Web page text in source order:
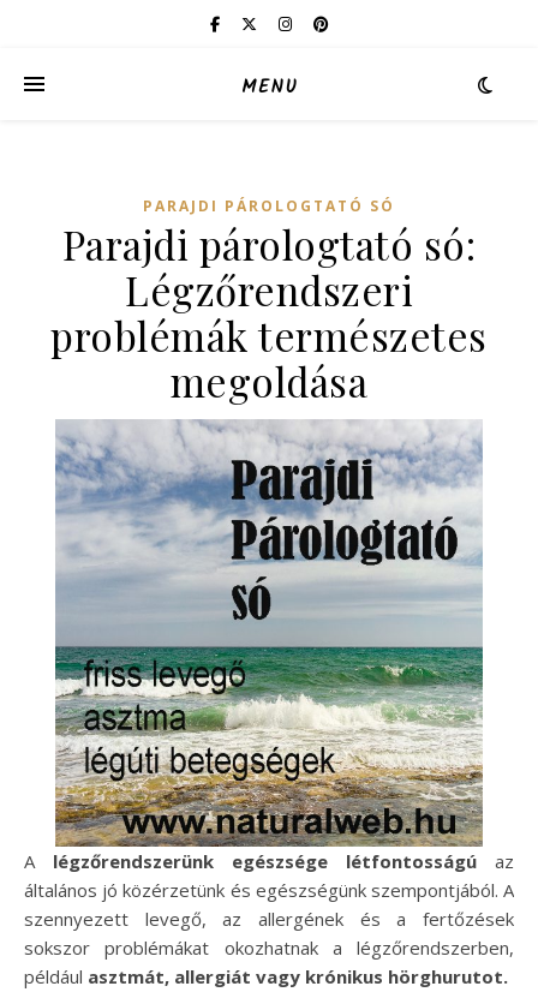
MENU
PARAJDI PÁROLOGTATÓ SÓ
Parajdi párologtató só:
Légzőrendszeri
problémák természetes
megoldása
A légzőrendszerünk egészsége létfontosságú az
általános jó közérzetünk és egészségünk szempontjából. A
szennyezett levegő, az allergének és a fertőzések
sokszor problémákat okozhatnak a légzőrendszerben,
például asztmát, allergiát vagy krónikus hörghurutot.